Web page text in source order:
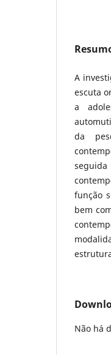
A
escuta
a
da
seguida
função
bem
Não há